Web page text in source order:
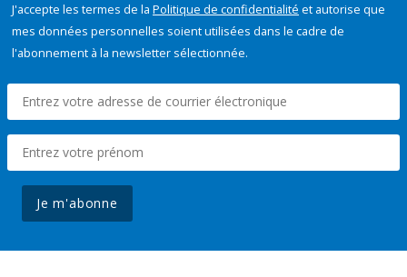
J'accepte les termes de la Politique de confidentialité et autorise que
mes données personnelles soient utilisées dans le cadre de
l'abonnement à la newsletter sélectionnée.
Je m'abonne